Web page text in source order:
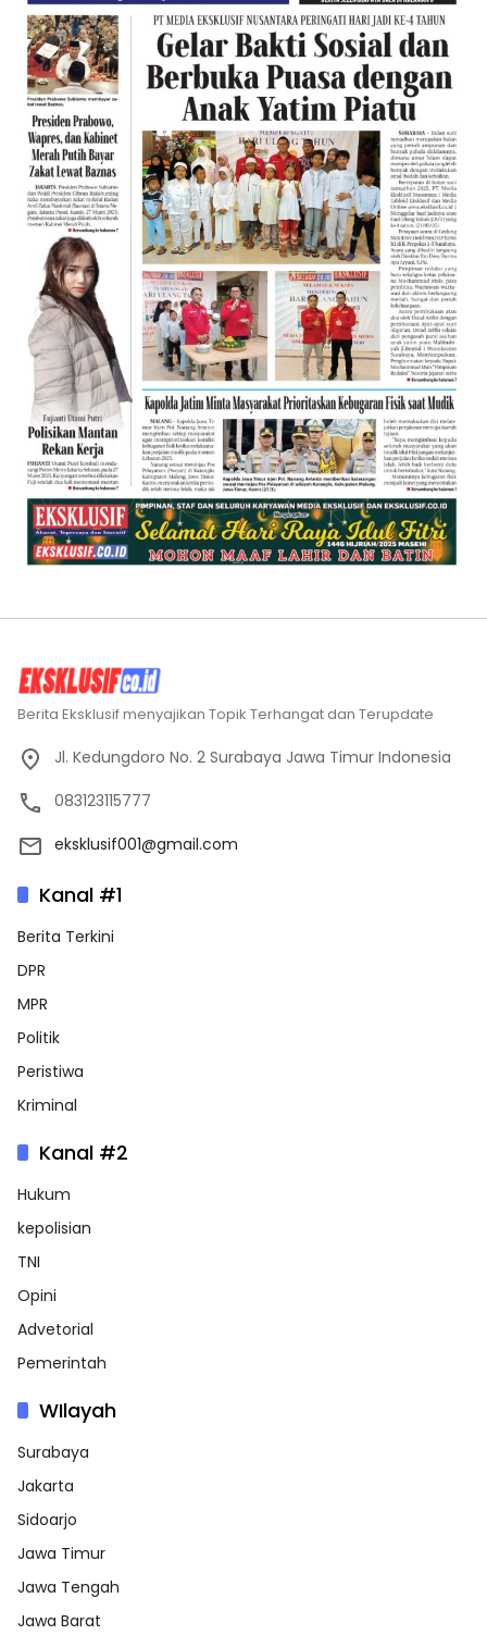
Berita Eksklusif menyajikan Topik Terhangat dan Terupdate
Jl. Kedungdoro No. 2 Surabaya Jawa Timur Indonesia
083123115777
eksklusif001@gmail.com
Kanal #1
Berita Terkini
DPR
MPR
Politik
Peristiwa
Kriminal
Kanal #2
Hukum
kepolisian
TNI
Opini
Advetorial
Pemerintah
WIlayah
Surabaya
Jakarta
Sidoarjo
Jawa Timur
Jawa Tengah
Jawa Barat